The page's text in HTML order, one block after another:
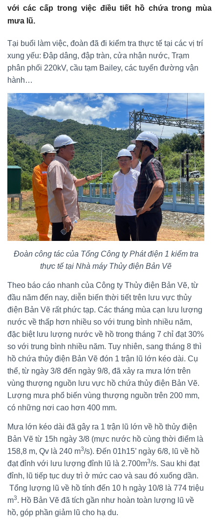
với các cấp trong việc điều tiết hồ chứa trong mùa
mưa lũ.
Tại buổi làm việc, đoàn đã đi kiểm tra thực tế tại các vị trí
xung yếu: Đập dâng, đập tràn, cửa nhận nước, Trạm
phân phối 220kV, cầu tạm Bailey, các tuyến đường vận
hành…
Đoàn công tác của Tổng Công ty Phát điện 1 kiểm tra
thực tế tại Nhà máy Thủy điện Bản Vẽ
Theo báo cáo nhanh của Công ty Thủy điện Bản Vẽ, từ
đầu năm đến nay, diễn biến thời tiết trên lưu vực thủy
điện Bản Vẽ rất phức tạp. Các tháng mùa cạn lưu lượng
nước về thấp hơn nhiều so với trung bình nhiều năm,
đặc biệt lưu lượng nước về hồ trong tháng 7 chỉ đạt 30%
so với trung bình nhiều năm. Tuy nhiên, sang tháng 8 thì
hồ chứa thủy điện Bản Vẽ đón 1 trận lũ lớn kéo dài. Cụ
thể, từ ngày 3/8 đến ngày 9/8, đã xảy ra mưa lớn trên
vùng thượng nguồn lưu vực hồ chứa thủy điện Bản Vẽ.
Lượng mưa phổ biến vùng thượng nguồn trên 200 mm,
có những nơi cao hơn 400 mm.
Mưa lớn kéo dài đã gây ra 1 trận lũ lớn về hồ thủy điện
Bản Vẽ từ 15h ngày 3/8 (mực nước hồ cùng thời điểm là
158,8 m, Qv là 240 m3/s). Đến 01h15’ ngày 6/8, lũ về hồ
đạt đỉnh với lưu lượng đỉnh lũ là 2.700m3/s. Sau khi đạt
đỉnh, lũ tiếp tục duy trì ở mức cao và sau đó xuống dần.
Tổng lượng lũ về hồ tính đến 10 h ngày 10/8 là 774 triệu
m3. Hồ Bản Vẽ đã tích gần như hoàn toàn lượng lũ về
hồ, góp phần giảm lũ cho hạ du.